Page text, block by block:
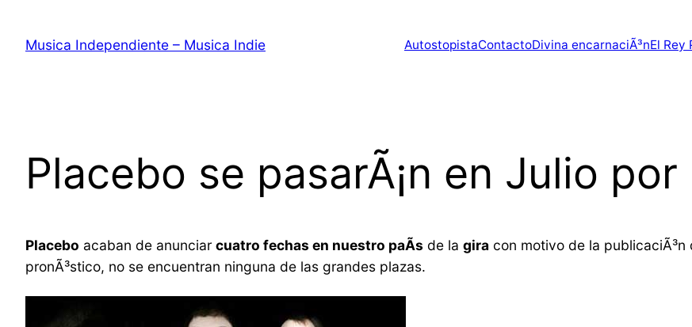
contenido
Musica Independiente – Musica Indie AutostopistaContactoDivina encarnaciÃ³nEl Rey
Placebo se pasarÃ¡n en Julio por
Placebo acaban de anunciar cuatro fechas en nuestro paÃ­s de la gira con motivo de la publicaciÃ³n
pronÃ³stico, no se encuentran ninguna de las grandes plazas.